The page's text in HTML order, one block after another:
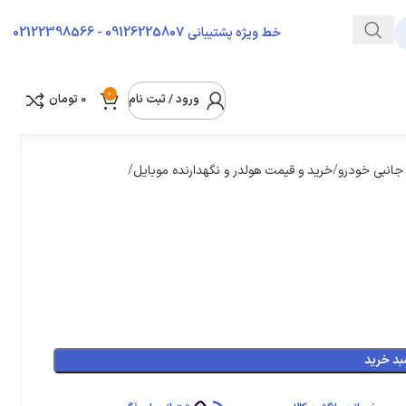
خط ویژه پشتیبانی09126225807 - 02122398566
ورود / ثبت نام 0
0 تومان
خودرو خرید و قیمت هولدر و نگهدارنده موبایل
خرید